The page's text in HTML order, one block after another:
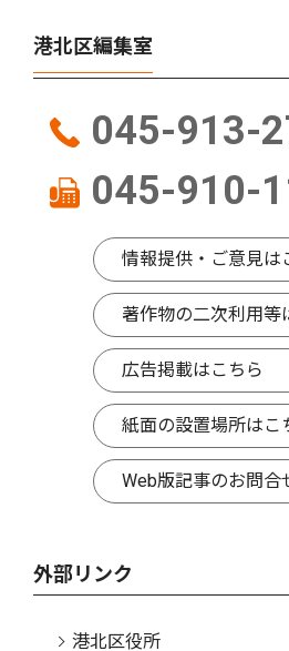
港北区編集室
045-913-
045-910-
情報提供・ご意見は
著作物の二次利用等
広告掲載はこちら
紙面の設置場所はこ
Web版記事のお問合
外部リンク
港北区役所